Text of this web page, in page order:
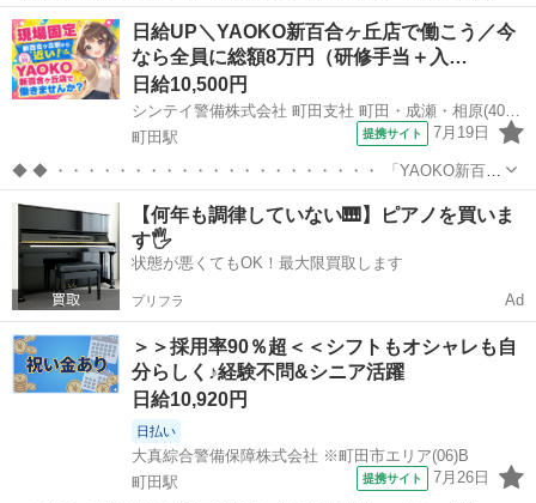
辛い力仕事はありません！ 初めての方でも丁寧な研修があるので、安
心してスタート出来ます！ ☆現場は東京都・神奈川県・埼玉県に多数
ご用意しております！ ◎シフト...
東京 町田市 町田駅
日給UP＼YAOKO新百合ヶ丘店で働こう／今
なら全員に総額8万円（研修手当＋入…
日給10,500円
シンテイ警備株式会社 町田支社 町田・成瀬・相原(40)エリア/A3203200109
町田駅
提携サイト 7月19日
◆ ◆ ・・・・・・・・・・・・・・・・・・・・・ 「YAOKO新百合
ヶ丘店」で働こう！ 未経験から始めたい方、勿論歓迎です★
・・・・・・・・・・・・・・・・・・・・・ 基本は10時～19時の実
働8時間程度の勤務です...
東京 町田市 町田駅 警備員
【何年も調律していない🎹】ピアノを買いま
す🖐️
状態が悪くてもOK！最大限買取します
プリフラ Ad
＞＞採用率90％超＜＜シフトもオシャレも自
分らしく♪経験不問&シニア活躍
日給10,920円
日払い
大真綜合警備保障株式会社 ※町田市エリア(06)B
町田駅
提携サイト 7月26日